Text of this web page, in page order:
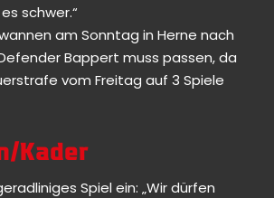
schwer.“
am Sonntag in Herne nach
Bappert muss passen, da
vom Freitag auf 3 Spiele
Kader
Spiel ein: „Wir dürfen